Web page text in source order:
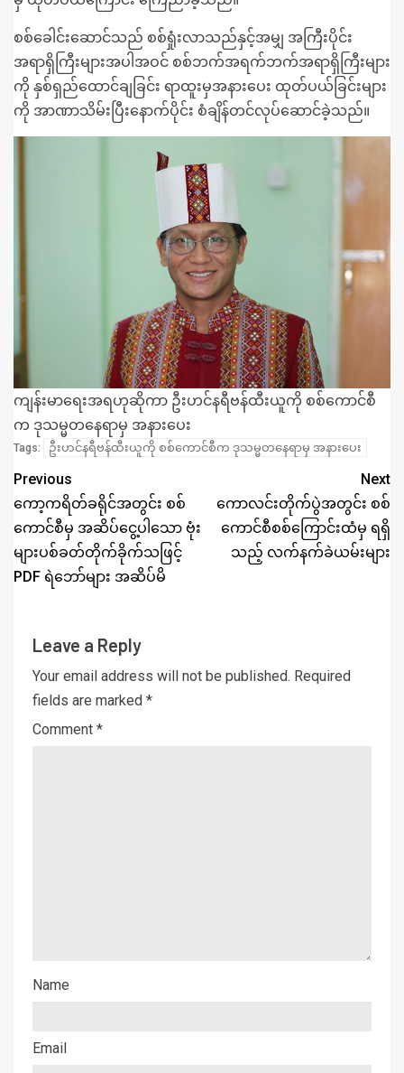
စစ်ခေါင်းဆောင်သည် စစ်ရှုံးလာသည်နှင့်အမျှ အကြီးပိုင်း
အရာရှိကြီးများအပါအဝင် စစ်ဘက်အရက်ဘက်အရာရှိကြီးများ
ကို နှစ်ရှည်ထောင်ချခြင်း ရာထူးမှအနားပေး ထုတ်ပယ်ခြင်းများ
ကို အာဏာသိမ်းပြီးနောက်ပိုင်း စံချိန်တင်လုပ်ဆောင်ခဲ့သည်။
ကျန်းမာရေးအရဟုဆိုကာ ဦးဟင်နရီဗန်ထီးယူကို စစ်ကောင်စီ
က ဒုသမ္မတနေရာမှ အနားပေး
Tags: ဦးဟင်နရီဗန်ထီးယူကို စစ်ကောင်စီက ဒုသမ္မတနေရာမှ အနားပေး
Previous
ကော့ကရိတ်ခရိုင်အတွင်း စစ်
ကောင်စီမှ အဆိပ်ငွေ့ပါသော ဗုံး
များပစ်ခတ်တိုက်ခိုက်သဖြင့်
PDF ရဲဘော်များ အဆိပ်မိ
Next
ကောလင်းတိုက်ပွဲအတွင်း စစ်
ကောင်စီစစ်ကြောင်းထံမှ ရရှိ
သည့် လက်နက်ခဲယမ်းများ
Leave a Reply
Your email address will not be published. Required
fields are marked *
Comment *
Name
Email